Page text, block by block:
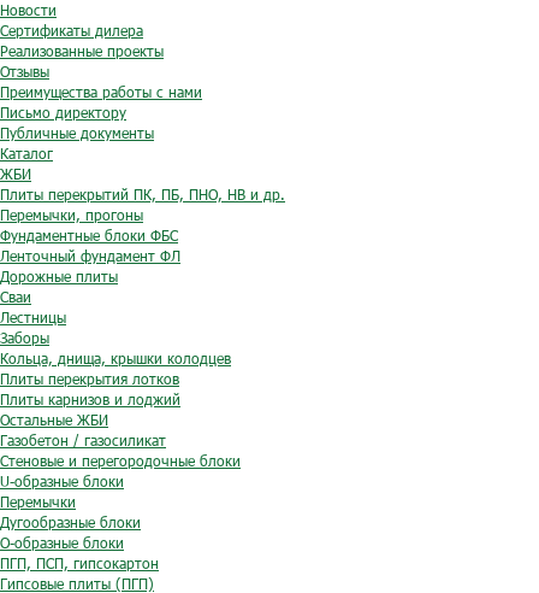
Новости
Сертификаты дилера
Реализованные проекты
Отзывы
Преимущества работы с нами
Письмо директору
Публичные документы
Каталог
ЖБИ
Плиты перекрытий ПК, ПБ, ПНО, НВ и др.
Перемычки, прогоны
Фундаментные блоки ФБС
Ленточный фундамент ФЛ
Дорожные плиты
Сваи
Лестницы
Заборы
Кольца, днища, крышки колодцев
Плиты перекрытия лотков
Плиты карнизов и лоджий
Остальные ЖБИ
Газобетон / газосиликат
Стеновые и перегородочные блоки
U-образные блоки
Перемычки
Дугообразные блоки
O-образные блоки
ПГП, ПСП, гипсокартон
Гипсовые плиты (ПГП)